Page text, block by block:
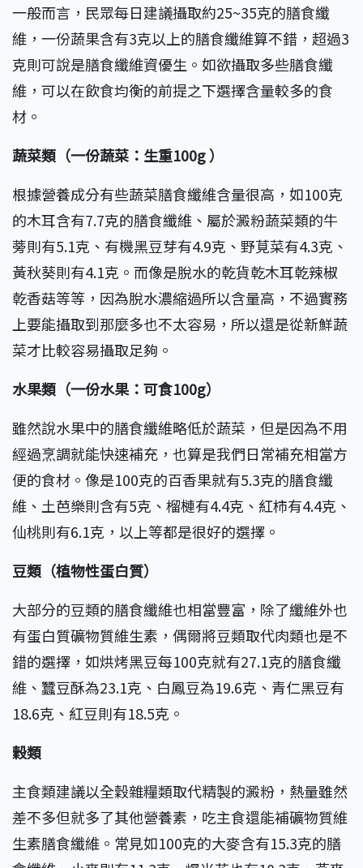
一般而言，民眾每日建議攝取約25~35克的膳食纖
維，一份蔬果含有3克以上的膳食纖維算不錯，超過3
克則可說是膳食纖維資優生。如欲攝取多些膳食纖
維，可以在飲食均衡的前提之下選擇含量較多的食
材。
蔬菜類（一份蔬菜：生重100g ）
根據營養成分有些蔬菜膳食纖維含量很高，如100克
的木耳含有7.7克的膳食纖維、屬於澱粉蔬菜類的牛
蒡則有5.1克、有機黑豆芽有4.9克、野莧菜有4.3克、
黃秋葵則有4.1克。而像是脫水的乾貨乾木耳乾辣椒
乾香菇等等，因為脫水濃縮過所以含量高，不過實務
上要能攝取到那麼多也不太容易，所以還是從新鮮蔬
菜才比較容易攝取足夠。
水果類（一份水果：可食100g）
雖然說水果中的膳食纖維略低於蔬菜，但是因為不用
經過烹調就能快速補充，也算是我們日常補充相當方
便的食材。像是100克的百香果就有5.3克的膳食纖
維、土芭樂則含有5克、榴槤有4.4克、紅柿有4.4克、
仙桃則有6.1克，以上等都是很好的選擇。
豆類（植物性蛋白質）
大部分的豆類的膳食纖維也相當豐富，除了纖維外也
有蛋白質礦物質維生素，偶爾將豆類取代肉類也是不
錯的選擇，如烘烤黑豆每100克就有27.1克的膳食纖
維、蠶豆酥為23.1克、白鳳豆為19.6克、青仁黑豆有
18.6克、紅豆則有18.5克。
穀類
主食類建議以全穀雜糧類取代精製的澱粉，熱量雖然
差不多但就多了其他營養素，吃主食還能補礦物質維
生素膳食纖維。常見如100克的大麥含有15.3克的膳